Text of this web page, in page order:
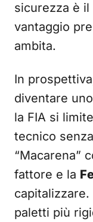
sicurezza è
vantaggio
ambita.
In
diventare
la FIA si
tecnico
“Macarena”
fattore e la
paletti più